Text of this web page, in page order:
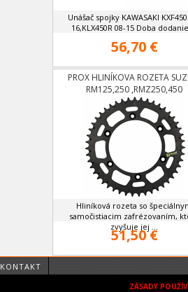
Unášač spojky KAWASAKI
16,KLX450R 08-15 Doba
56,70 €
PROX HLINÍKOVA ROZETA
RM125,250 ,RMZ250,450
Hliníková rozeta so
samočistiacim zafrézovaním,
zvyšuje jej ...
51,50 €
KONTAKT
ZÁSADY